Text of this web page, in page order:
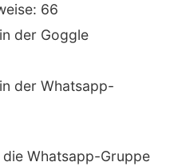
66
der Goggle
der Whatsapp-
Whatsapp-Gruppe